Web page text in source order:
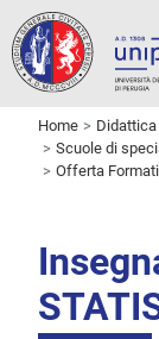
Home Didattica
Scuole di
Offerta